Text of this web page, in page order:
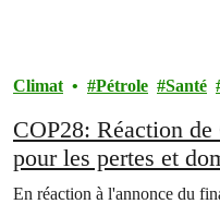
Climat Pétrole Santé
COP28: Réaction de
pour les pertes et
promesses de
En réaction à l'annonce du